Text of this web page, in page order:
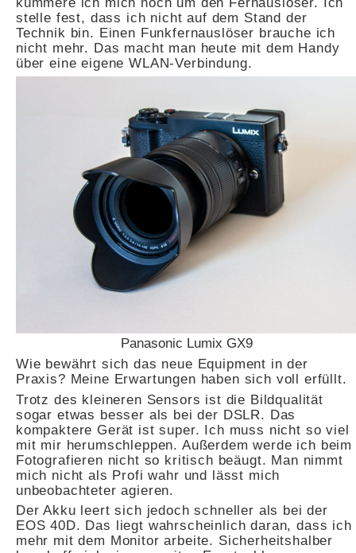
stelle fest, dass ich nicht auf dem Stand der
Technik bin. Einen Funkfernauslöser brauche ich
nicht mehr. Das macht man heute mit dem Handy
über eine eigene WLAN-Verbindung.
Panasonic Lumix GX9
Wie bewährt sich das neue Equipment in der
Praxis? Meine Erwartungen haben sich voll erfüllt.
Trotz des kleineren Sensors ist die Bildqualität
sogar etwas besser als bei der DSLR. Das
kompaktere Gerät ist super. Ich muss nicht so viel
mit mir herumschleppen. Außerdem werde ich beim
Fotografieren nicht so kritisch beäugt. Man nimmt
mich nicht als Profi wahr und lässt mich
unbeobachteter agieren.
Der Akku leert sich jedoch schneller als bei der
EOS 40D. Das liegt wahrscheinlich daran, dass ich
mehr mit dem Monitor arbeite. Sicherheitshalber